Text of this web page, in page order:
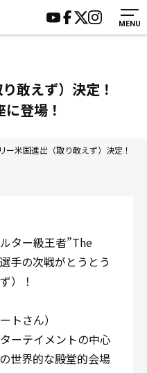
MENU
町3-8 第2原嶋ビル1F
622-7222
/ 日・祝 14:00〜19:00
ズ
施設紹介
会員様の声
よくあるご質問
サポーター募集
敢えず）決定！
登場！
ー米国進出（取り敢えず）決定！
ター級王者”The
選手の次戦がとうとう
）！
トさん）
ーテイメントの中心
世界的な殿堂的会場